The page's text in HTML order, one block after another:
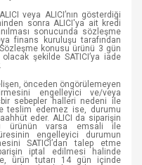
veya ALICI’nın gösterdiği
sonra ALICI'ya ait kredi
sonucunda sözleşme
finans kuruluşu tarafından
konusu ürünü 3 gün
şekilde SATICI’ya iade
önceden öngörülemeyen
engelleyici ve/veya
sebepler halleri nedeni ile
teslim edemez ise, durumu
eder. ALICI da siparişin
ürünün varsa emsali ile
engelleyici durumun
SATICI’dan talep etme
iptal edilmesi halinde
ürün tutarı 14 gün içinde